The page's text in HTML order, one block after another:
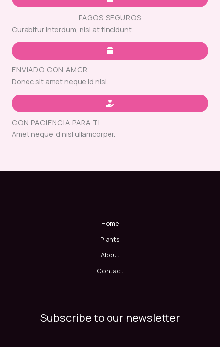
PAGOS SEGUROS
Curabitur interdum, nisl at tincidunt.
ENVIADO CON AMOR
Donec sit amet neque id nisl.
CON PACIENCIA PARA TI
Amet neque id nisl ullamcorper.
Home
Plants
About
Contact
Subscribe to our newsletter